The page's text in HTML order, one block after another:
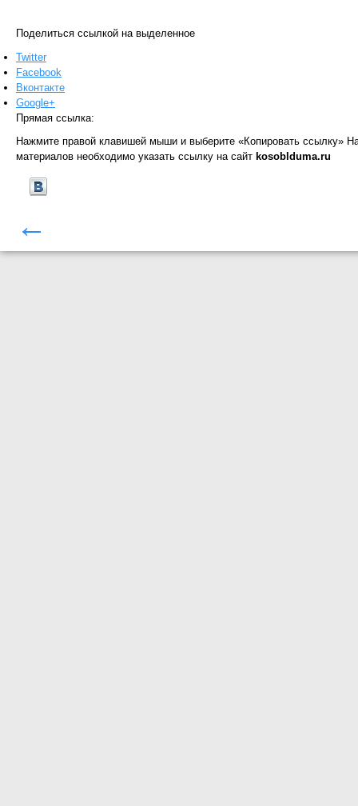
Поделиться ссылкой на выделенное
Twitter
Facebook
Вконтакте
Google+
Прямая ссылка:
Нажмите правой клавишей мыши и выберите «Копировать ссылку»
материалов необходимо указать ссылку на сайт kosoblduma.ru
←